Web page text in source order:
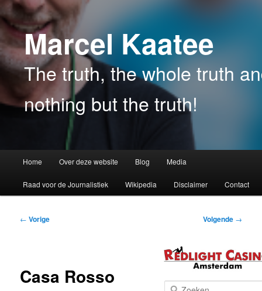
Marcel Kaatee
The truth, the whole truth
nothing but the truth!
Home Over deze website Blog Media
Raad voor de Journalistiek Wikipedia Disclaimer Contact
Bericht
← Vorige Volgende →
Casa Rosso